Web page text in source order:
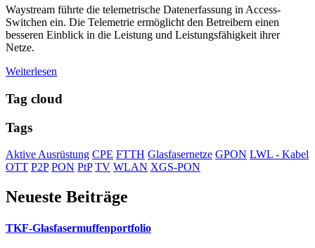
Waystream führte die telemetrische Datenerfassung in Access-
Switchen ein. Die Telemetrie ermöglicht den Betreibern einen
besseren Einblick in die Leistung und Leistungsfähigkeit ihrer
Netze.
Weiterlesen
Tag cloud
Tags
Aktive Ausrüstung CPE FTTH Glasfasernetze GPON LWL - Kabel
OTT P2P PON PtP TV WLAN XGS-PON
Neueste Beiträge
TKF-Glasfasermuffenportfolio